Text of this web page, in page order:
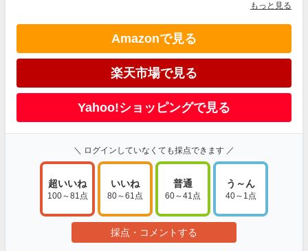
もっと見る
Amazonで見る
楽天市場で見る
Yahoo!ショッピングで見る
＼ ログインしていなくても採点できます ／
超いいね
100～81点
いいね
80～61点
普通
60～41点
う～ん
40～1点
採点・コメントする